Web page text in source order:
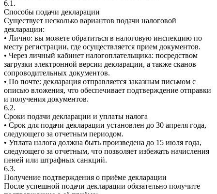
6.1.
Способы подачи декларации
Существует несколько вариантов подачи налоговой
декларации:
• Лично: вы можете обратиться в налоговую инспекцию по
месту регистрации, где осуществляется прием документов.
• Через личный кабинет налогоплательщика: посредством
загрузки электронной версии декларации, а также сканов
сопроводительных документов.
• По почте: декларация отправляется заказным письмом с
описью вложения, что обеспечивает подтверждение отправки
и получения документов.
6.2.
Сроки подачи декларации и уплаты налога
• Срок для подачи декларации установлен до 30 апреля года,
следующего за отчетным периодом.
• Уплата налога должна быть произведена до 15 июля года,
следующего за отчетным, что позволяет избежать начисления
пеней или штрафных санкций.
6.3.
Получение подтверждения о приёме декларации
После успешной подачи декларации обязательно получите